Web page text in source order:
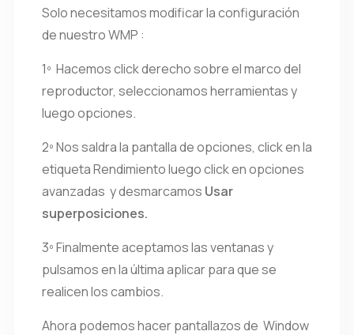
Solo necesitamos modificar la configuración
de nuestro WMP :
1º Hacemos click derecho sobre el marco del
reproductor, seleccionamos herramientas y
luego opciones.
2º Nos saldra la pantalla de opciones, click en la
etiqueta Rendimiento luego click en opciones
avanzadas y desmarcamos Usar
superposiciones.
3º Finalmente aceptamos las ventanas y
pulsamos en la última aplicar para que se
realicen los cambios.
Ahora podemos hacer pantallazos de Window